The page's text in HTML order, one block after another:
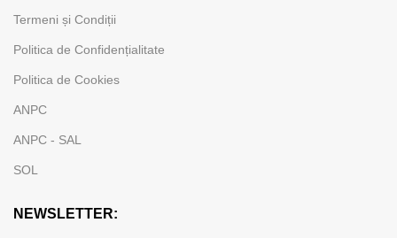
Termeni și Condiții
Politica de Confidențialitate
Politica de Cookies
ANPC
ANPC - SAL
SOL
NEWSLETTER: